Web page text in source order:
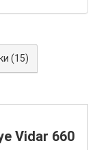
(15)
Vidar 660